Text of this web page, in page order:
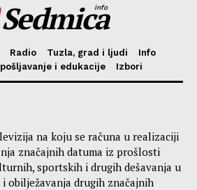
Sedmica
info
Radio Tuzla, grad i ljudi
Info
i edukacije Izbori
na koju se računa u realizaciji
značajnih datuma iz prošlosti
sportskih i drugih dešavanja u
obilježavanja drugih značajnih